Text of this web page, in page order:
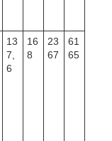
13
7,
6
16
8
23
67
61
65